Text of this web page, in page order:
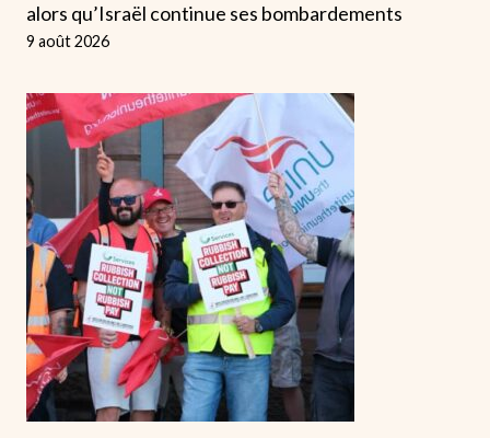
alors qu’Israël continue ses bombardements
9 août 2026